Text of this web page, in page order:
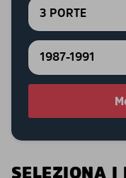
3 PORTE
1987-1991
SELEZIONA I